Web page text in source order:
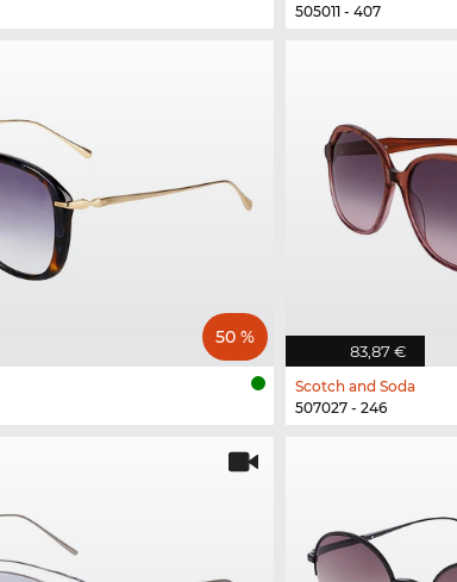
505011 - 407
50 %
83,87 €
Scotch and Soda
507027 - 246